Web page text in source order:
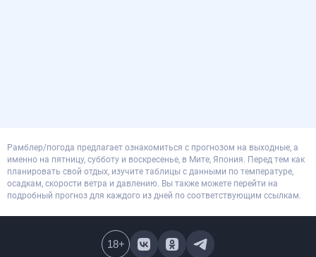
Рамблер/погода предлагает ознакомиться с прогнозом на выходные, а
именно на пятницу, субботу и воскресенье, в Мите, Япония. Перед тем как
планировать свой отдых, изучите таблицы с данными по температуре,
осадкам, скорости ветра и давлению. Вы также можете перейти на
подробный прогноз для каждого из дней по соответствующим ссылкам.
18+